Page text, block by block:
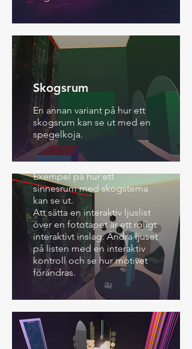
Skogsrum
En annan variant på hur ett
skogsrum kan se ut med en
spegelkoja.
Skogsrum
Exempel på hur ett
sinnesrum med skogstema
kan se ut.
Att sätta en interaktiv ljuslist
över en fototapet är ett roligt
interaktivt inslag. Ändra ljuset
på listen med en interaktiv
kontroll och se hur motivet
förändras.